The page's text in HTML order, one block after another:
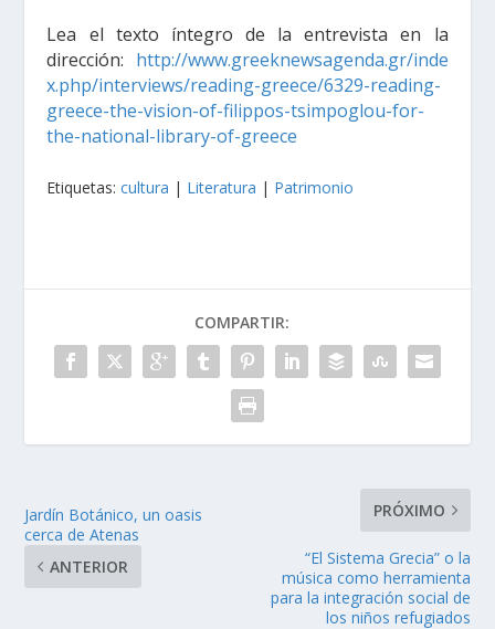
Lea el texto íntegro de la entrevista en la
dirección: http://www.greeknewsagenda.gr/inde
x.php/interviews/reading-greece/6329-reading-
greece-the-vision-of-filippos-tsimpoglou-for-
the-national-library-of-greece
Etiquetas:cultura | Literatura | Patrimonio
COMPARTIR:
Jardín Botánico, un oasis
cerca de Atenas
ANTERIOR
PRÓXIMO
“El Sistema Grecia” o la
música como herramienta
para la integración social de
los niños refugiados